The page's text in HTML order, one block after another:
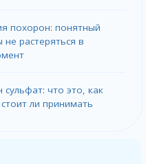
похорон: понятный
не растеряться в
сульфат: что это, как
ли принимать